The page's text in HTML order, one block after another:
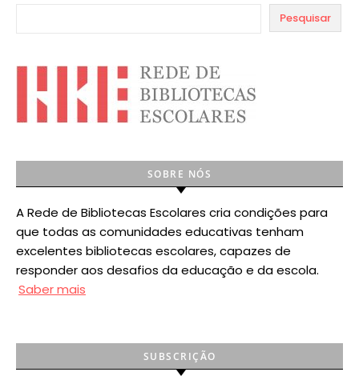
Pesquisar
SOBRE NÓS
A Rede de Bibliotecas Escolares cria condições para
que todas as comunidades educativas tenham
excelentes bibliotecas escolares, capazes de
responder aos desafios da educação e da escola.
Saber mais
SUBSCRIÇÃO